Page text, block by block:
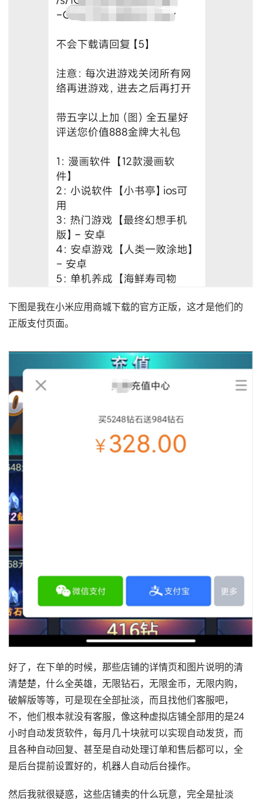
下图是我在小米应用商城下载的官方正版，这才是他们的
正版支付页面。
好了，在下单的时候，那些店铺的详情页和图片说明的清
清楚楚，什么全英雄，无限钻石，无限金币，无限内购，
破解版等等，可是现在全部扯淡，而且找他们客服吧，
不，他们根本就没有客服，像这种虚拟店铺全部用的是24
小时自动发货软件，每月几十块就可以实现自动发货，而
且各种自动回复、甚至是自动处理订单和售后都可以，全
是后台提前设置好的，机器人自动后台操作。
然后我就很疑惑，这些店铺卖的什么玩意，完全是扯淡